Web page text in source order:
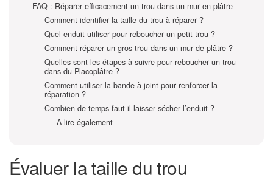
FAQ : Réparer efficacement un trou dans un mur en plâtre
Comment identifier la taille du trou à réparer ?
Quel enduit utiliser pour reboucher un petit trou ?
Comment réparer un gros trou dans un mur de plâtre ?
Quelles sont les étapes à suivre pour reboucher un trou
dans du Placoplâtre ?
Comment utiliser la bande à joint pour renforcer la
réparation ?
Combien de temps faut-il laisser sécher l’enduit ?
A lire également
Évaluer la taille du trou